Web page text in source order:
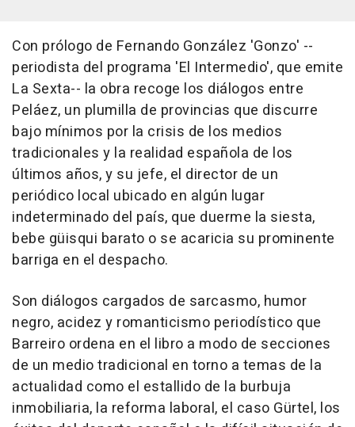
Con prólogo de Fernando González 'Gonzo' --
periodista del programa 'El Intermedio', que emite
La Sexta-- la obra recoge los diálogos entre
Peláez, un plumilla de provincias que discurre
bajo mínimos por la crisis de los medios
tradicionales y la realidad española de los
últimos años, y su jefe, el director de un
periódico local ubicado en algún lugar
indeterminado del país, que duerme la siesta,
bebe güisqui barato o se acaricia su prominente
barriga en el despacho.
Son diálogos cargados de sarcasmo, humor
negro, acidez y romanticismo periodístico que
Barreiro ordena en el libro a modo de secciones
de un medio tradicional en torno a temas de la
actualidad como el estallido de la burbuja
inmobiliaria, la reforma laboral, el caso Gürtel, los